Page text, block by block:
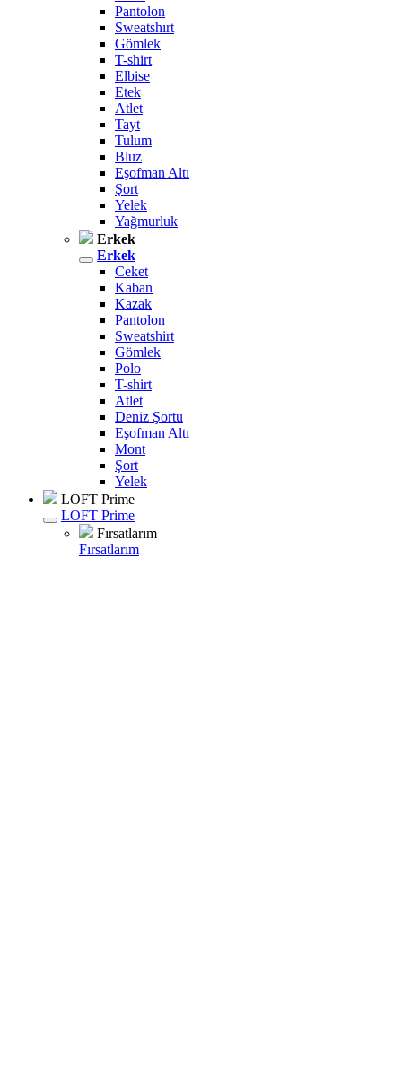
Pantolon
Sweatshırt
Gömlek
T-shirt
Elbise
Etek
Atlet
Tayt
Tulum
Bluz
Eşofman Altı
Şort
Yelek
Yağmurluk
Erkek
Erkek
Ceket
Kaban
Kazak
Pantolon
Sweatshirt
Gömlek
Polo
T-shirt
Atlet
Deniz Şortu
Eşofman Altı
Mont
Şort
Yelek
LOFT Prime
LOFT Prime
Fırsatlarım
Fırsatlarım